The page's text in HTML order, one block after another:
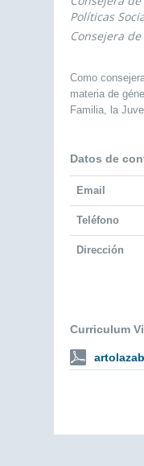
Políticas
Consejera
Como
materia de
Familia, la
Datos de
Email
Teléfono
Dirección
Curriculum